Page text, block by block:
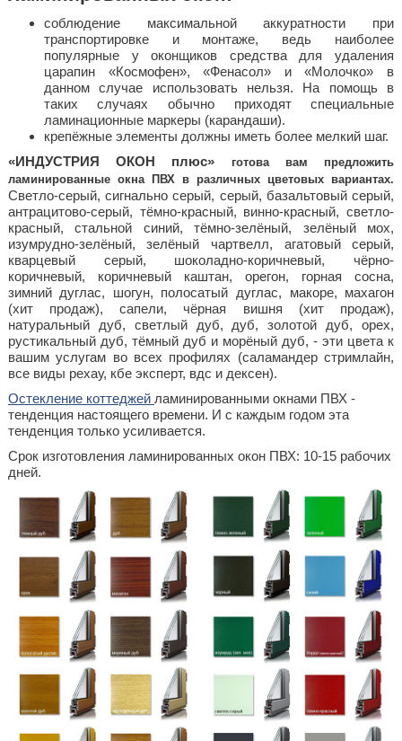
соблюдение максимальной аккуратности при
транспортировке и монтаже, ведь наиболее
популярные у оконщиков средства для удаления
царапин «Космофен», «Фенасол» и «Молочко» в
данном случае использовать нельзя. На помощь в
таких случаях обычно приходят специальные
ламинационные маркеры (карандаши).
крепёжные элементы должны иметь более мелкий шаг.
«ИНДУСТРИЯ ОКОН плюс»
готова вам предложить
ламинированные окна ПВХ в различных цветовых вариантах.
Светло-серый, сигнально серый, серый, базальтовый серый,
антрацитово-серый, тёмно-красный, винно-красный, светло-
красный, стальной синий, тёмно-зелёный, зелёный мох,
изумрудно-зелёный, зелёный чартвелл, агатовый серый,
кварцевый серый, шоколадно-коричневый, чёрно-
коричневый, коричневый каштан, орегон, горная сосна,
зимний дуглас, шогун, полосатый дуглас, макоре, махагон
(хит продаж), сапели, чёрная вишня (хит продаж),
натуральный дуб, светлый дуб, дуб, золотой дуб, орех,
рустикальный дуб, тёмный дуб и морёный дуб, - эти цвета к
вашим услугам во всех профилях (саламандер стримлайн,
все виды рехау, кбе эксперт, вдс и дексен).
Остекление коттеджей ламинированными окнами ПВХ -
тенденция настоящего времени. И с каждым годом эта
тенденция только усиливается.
Срок изготовления ламинированных окон ПВХ: 10-15 рабочих
дней.